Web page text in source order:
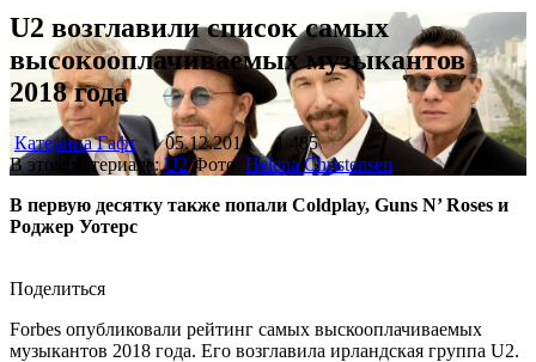
U2 возглавили список самых
высокооплачиваемых музыкантов
2018 года
Катерина Гафт 05.12.2018
1 485
В этом материале:U2 Фото: Helena Christensen
В первую десятку также попали Coldplay, Guns N’ Roses и
Роджер Уотерс
Поделиться
Forbes опубликовали рейтинг самых выскооплачиваемых
музыкантов 2018 года. Его возглавила ирландская группа U2.